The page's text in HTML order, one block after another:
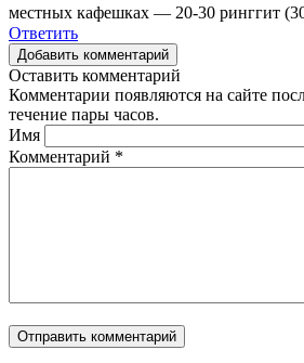
местных кафешках — 20-30 ринггит
Ответить
Добавить комментарий
Оставить комментарий
Комментарии появляются на сайте
течение пары часов.
Имя
Комментарий *